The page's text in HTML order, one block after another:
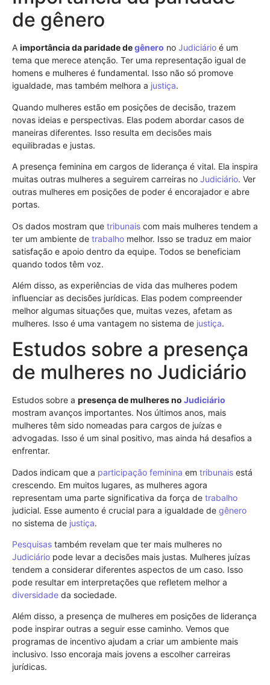
de gênero
A importância da paridade degênero no Judiciário é um
tema que merece atenção. Ter uma representação igual de
homens e mulheres é fundamental. Isso não só promove
igualdade, mas também melhora a justiça.
Quando mulheres estão em posições de decisão, trazem
novas ideias e perspectivas. Elas podem abordar casos de
maneiras diferentes. Isso resulta em decisões mais
equilibradas e justas.
A presença feminina em cargos de liderança é vital. Ela inspira
muitas outras mulheres a seguirem carreiras no Judiciário. Ver
outras mulheres em posições de poder é encorajador e abre
portas.
Os dados mostram que tribunais com mais mulheres tendem a
ter um ambiente de trabalho melhor. Isso se traduz em maior
satisfação e apoio dentro da equipe. Todos se beneficiam
quando todos têm voz.
Além disso, as experiências de vida das mulheres podem
influenciar as decisões jurídicas. Elas podem compreender
melhor algumas situações que, muitas vezes, afetam as
mulheres. Isso é uma vantagem no sistema de justiça.
Estudos sobre a presença
de mulheres no Judiciário
Estudos sobre a presença de mulheres no Judiciário
mostram avanços importantes. Nos últimos anos, mais
mulheres têm sido nomeadas para cargos de juízas e
advogadas. Isso é um sinal positivo, mas ainda há desafios a
enfrentar.
Dados indicam que a participação feminina em tribunais está
crescendo. Em muitos lugares, as mulheres agora
representam uma parte significativa da força de trabalho
judicial. Esse aumento é crucial para a igualdade de gênero
no sistema de justiça.
Pesquisas também revelam que ter mais mulheres no
Judiciário pode levar a decisões mais justas. Mulheres juízas
tendem a considerar diferentes aspectos de um caso. Isso
pode resultar em interpretações que refletem melhor a
diversidade da sociedade.
Além disso, a presença de mulheres em posições de liderança
pode inspirar outras a seguir esse caminho. Vemos que
programas de incentivo ajudam a criar um ambiente mais
inclusivo. Isso encoraja mais jovens a escolher carreiras
jurídicas.